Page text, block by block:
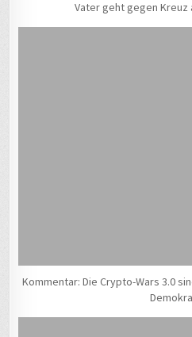
Vater geht gegen Kreuz
Kommentar: Die Crypto-Wars 3.0